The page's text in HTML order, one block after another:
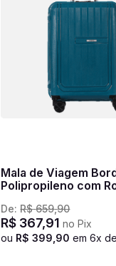
Mala de Viagem
Polipropileno com
De:R$ 659,90
R$ 367,91 no Pix
ou R$ 399 90 em6x